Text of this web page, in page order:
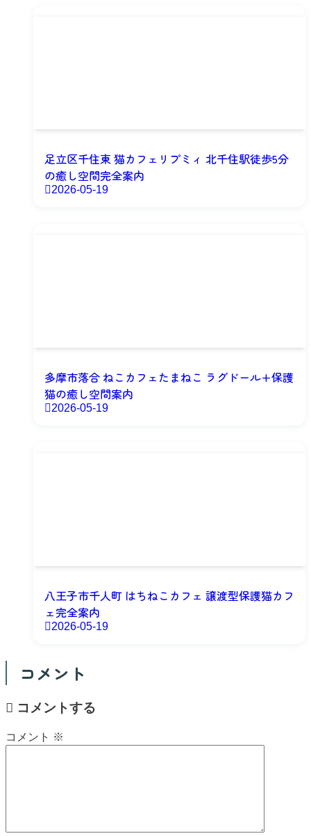
足立区千住東 猫カフェリプミィ 北千住駅徒歩5分
の癒し空間完全案内
2026-05-19
多摩市落合 ねこカフェたまねこ ラグドール+保護
猫の癒し空間案内
2026-05-19
八王子市千人町 はちねこカフェ 譲渡型保護猫カフ
ェ完全案内
2026-05-19
コメント
コメントする
コメント ※